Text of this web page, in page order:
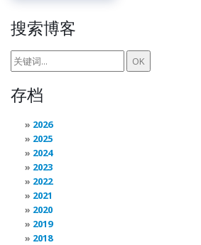
搜索博客
存档
2026
2025
2024
2023
2022
2021
2020
2019
2018